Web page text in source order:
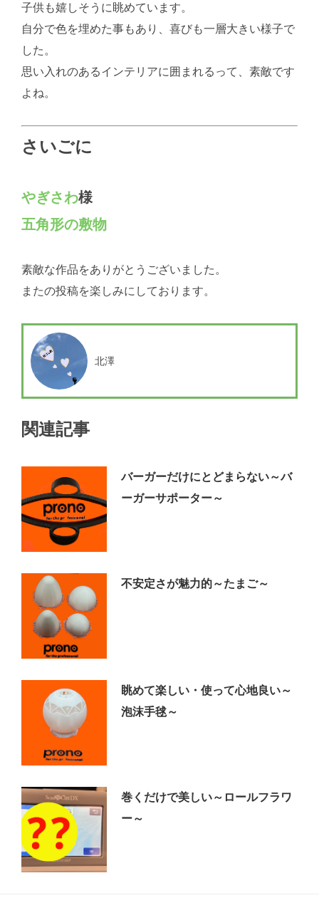
子供も嬉しそうに眺めています。
自分で色を埋めた事もあり、喜びも一層大きい様子で
した。
思い入れのあるインテリアに囲まれるって、素敵です
よね。
さいごに
やぎさわ様
五角形の敷物
素敵な作品をありがとうございました。
またの投稿を楽しみにしております。
北澤
関連記事
バーガーだけにとどまらない～バ
ーガーサポーター～
不安定さが魅力的～たまご～
眺めて楽しい・使って心地良い～
泡沫手毬～
巻くだけで美しい～ロールフラワ
ー～